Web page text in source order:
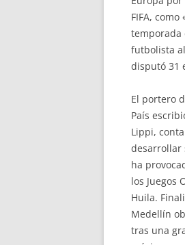
FIFA,
temporada
futbolista
disputó 31
El portero
País
Lippi,
desarrollar
ha
los Juegos
Huila.
Medellín
tras una